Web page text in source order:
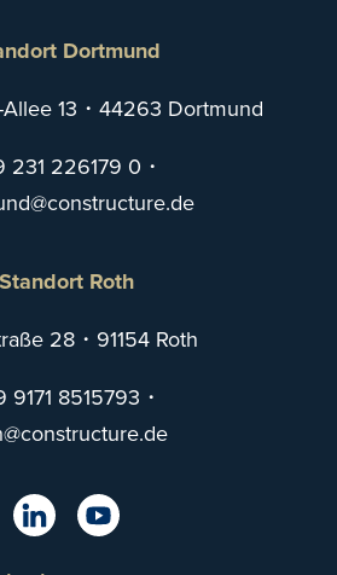
Dortmund
13・44263 Dortmund
231 226179 0 ・
ed.er
utcur
tsnoc
Standort Roth
28・91154 Roth
9171 8515793 ・
ed.er
utcur
tsnoc